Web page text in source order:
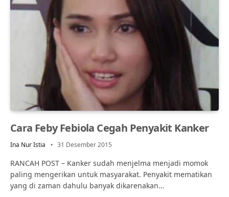
Cara Feby Febiola Cegah Penyakit Kanker
Ina Nur Istia 31 Desember 2015
RANCAH POST – Kanker sudah menjelma menjadi momok
paling mengerikan untuk masyarakat. Penyakit mematikan
yang di zaman dahulu banyak dikarenakan…